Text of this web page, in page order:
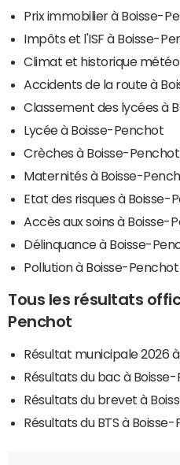
Prix immobilier à Boisse-
Impôts et l'ISF à Boisse-
Climat et historique
Accidents de la route à
Classement des lycées à
Lycée à Boisse-Penchot
Crèches à Boisse-Penchot
Maternités à Boisse-
Etat des risques à Boisse-
Accès aux soins à Boisse-
Délinquance à Boisse-
Pollution à Boisse-Penchot
Tous les résultats
Penchot
Résultat municipale 2026
Résultats du bac à
Résultats du brevet à
Résultats du BTS à